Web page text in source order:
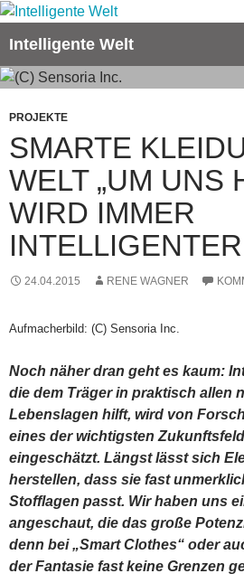
Zum
springen
Intelligente Welt
PROJEKTE
SMARTE
WELT „UM UNS
WIRD IMMER
INTELLIGENTER
24.04.2015 RENE WAGNER
Aufmacherbild: (C) Sensoria Inc.
Noch näher dran geht es kaum:
die dem Träger in praktisch allen
Lebenslagen hilft, wird von
eines der wichtigsten
eingeschätzt. Längst lässt sich
herstellen, dass sie fast
Stofflagen passt. Wir haben uns
angeschaut, die das große
denn bei „Smart Clothes“ oder
der Fantasie fast keine Grenzen